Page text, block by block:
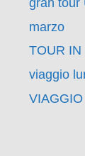
marzo
TOUR IN
viaggio